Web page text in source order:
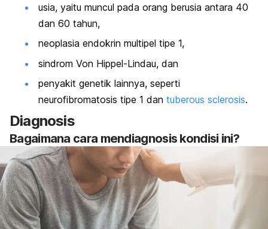
usia, yaitu muncul pada orang berusia antara 40
dan 60 tahun,
neoplasia endokrin multipel tipe 1,
sindrom Von Hippel-Lindau, dan
penyakit genetik lainnya, seperti
neurofibromatosis tipe 1 dan tuberous sclerosis.
Diagnosis
Bagaimana cara mendiagnosis kondisi ini?